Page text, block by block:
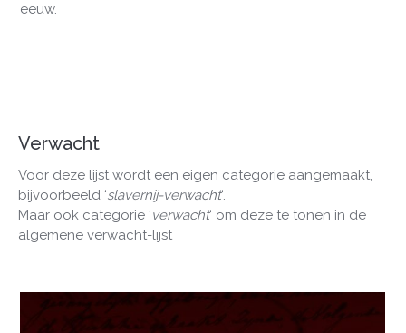
eeuw.
Verwacht
Voor deze lijst wordt een eigen categorie aangemaakt,
bijvoorbeeld ‘slavernij-verwacht‘.
Maar ook categorie ‘verwacht‘ om deze te tonen in de
algemene verwacht-lijst